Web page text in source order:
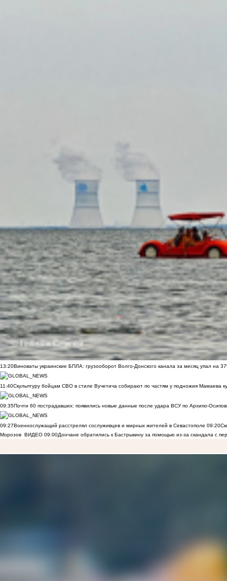
13:20Виноваты украинские БПЛА: грузооборот Волго-Донского канала за месяц упал на
11:40Скульптуру бойцам СВО в стиле Вучетича собирают по частям у подножия Мамаева
09:35Почти 60 пострадавших: появились новые данные после удара ВСУ по Архипо-
09:27Военнослужащий расстрелял сослуживцев и мирных жителей в Севастополе 09:20
Морозов ВИДЕО 09:00Дончане обратились к Бастрыкину за помощью из-за скандала с